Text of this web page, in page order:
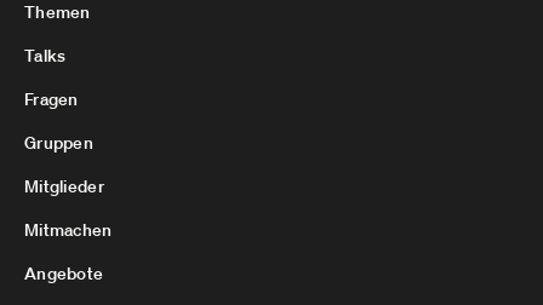
Themen
Talks
Fragen
Gruppen
Mitglieder
Mitmachen
Angebote